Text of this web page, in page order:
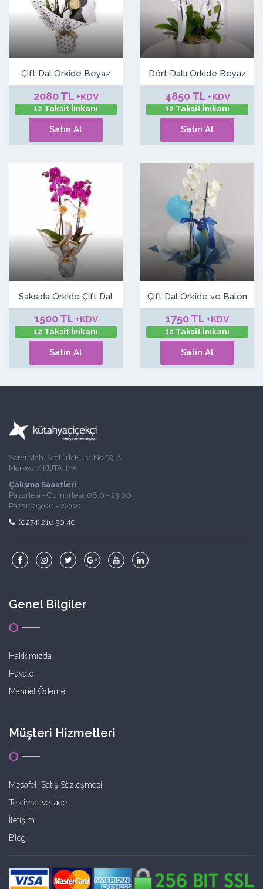
Çift Dal Orkide Beyaz
2080 TL +KDV
12 Taksit İmkanı
Satın Al
Dört Dallı Orkide Beyaz
4850 TL +KDV
12 Taksit İmkanı
Satın Al
Saksıda Orkide Çift Dal
1500 TL +KDV
12 Taksit İmkanı
Satın Al
Çift Dal Orkide ve Balon
1750 TL +KDV
12 Taksit İmkanı
Satın Al
Servi Mah. Atatürk Bulv. No:59-A
Merkez / KÜTAHYA
Çalışma Saaatleri
Pazartesi - Cumartesi: 08:0 - 23:00
Pazar: 09:00 - 22:00
(0274) 216 50 40
Genel Bilgiler
Hakkımızda
Havale
Manuel Ödeme
Müşteri Hizmetleri
Mesafeli Satış Sözleşmesi
Teslimat ve İade
İletişim
Blog